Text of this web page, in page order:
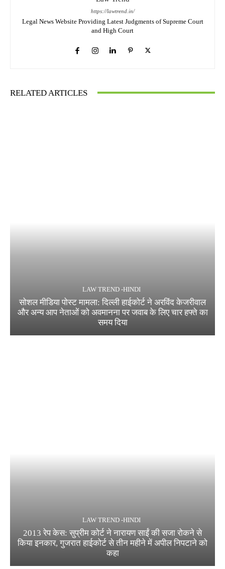
https://lawtrend.in/
Legal News Website Providing Latest Judgments of Supreme Court
and High Court
RELATED ARTICLES
LAW TREND -HINDI
सोशल मीडिया पोस्ट मामला: दिल्ली हाईकोर्ट ने अरविंद केजरीवाल
और अन्य आप नेताओं को अवमानना पर जवाब के लिए चार हफ्ते का
समय दिया
LAW TREND -HINDI
2013 रेप केस: सुप्रीम कोर्ट ने नारायण साईं की सजा रोकने से
किया इनकार, गुजरात हाईकोर्ट से तीन महीने में अपील निपटाने को
कहा